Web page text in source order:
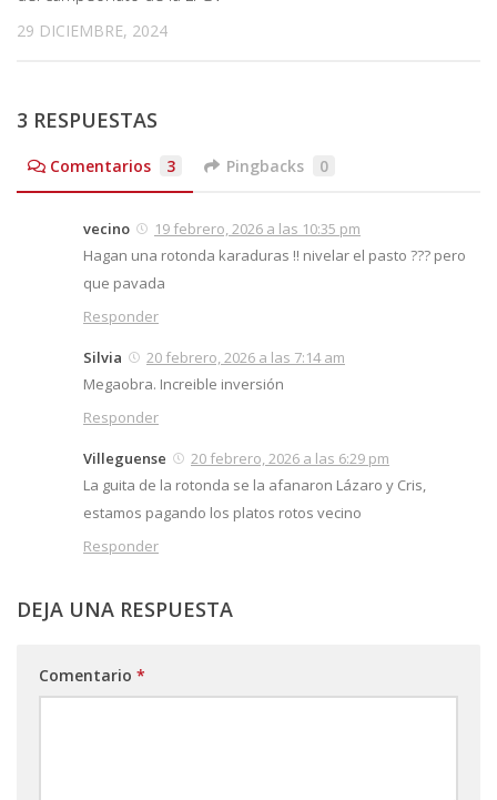
29 DICIEMBRE, 2024
3 RESPUESTAS
Comentarios 3 Pingbacks 0
vecino
19 febrero, 2026 a las 10:35 pm
Hagan una rotonda karaduras !! nivelar el pasto ??? pero
que pavada
Responder
Silvia
20 febrero, 2026 a las 7:14 am
Megaobra. Increible inversión
Responder
Villeguense
20 febrero, 2026 a las 6:29 pm
La guita de la rotonda se la afanaron Lázaro y Cris,
estamos pagando los platos rotos vecino
Responder
DEJA UNA RESPUESTA
Comentario *